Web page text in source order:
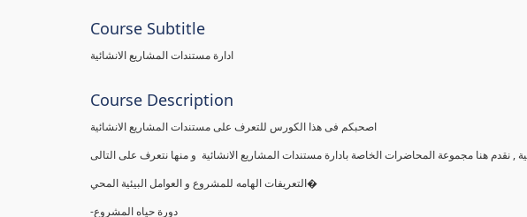
Course Subtitle
ادارة مستندات المشاريع الانشائية
Course Description
التعريفات الهامه للمشروع و العوامل البيئية المحي�